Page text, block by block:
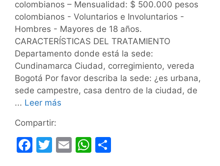
colombianos – Mensualidad: $ 500.000 pesos
colombianos - Voluntarios e Involuntarios -
Hombres - Mayores de 18 años.
CARACTERÍSTICAS DEL TRATAMIENTO
Departamento donde está la sede:
Cundinamarca Ciudad, corregimiento, vereda
Bogotá Por favor describa la sede: ¿es urbana,
sede campestre, casa dentro de la ciudad, de
... Leer más
Compartir:
F
T
E
W